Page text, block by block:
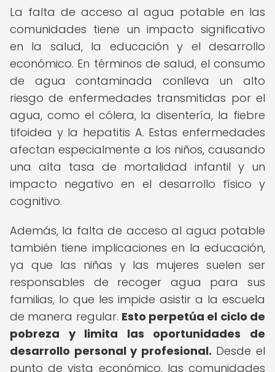
La falta de acceso al agua potable en las
comunidades tiene un impacto significativo
en la salud, la educación y el desarrollo
económico. En términos de salud, el consumo
de agua contaminada conlleva un alto
riesgo de enfermedades transmitidas por el
agua, como el cólera, la disentería, la fiebre
tifoidea y la hepatitis A. Estas enfermedades
afectan especialmente a los niños, causando
una alta tasa de mortalidad infantil y un
impacto negativo en el desarrollo físico y
cognitivo.
Además, la falta de acceso al agua potable
también tiene implicaciones en la educación,
ya que las niñas y las mujeres suelen ser
responsables de recoger agua para sus
familias, lo que les impide asistir a la escuela
de manera regular. Esto perpetúa el ciclo de
pobreza y limita las oportunidades de
desarrollo personal y profesional. Desde el
punto de vista económico, las comunidades